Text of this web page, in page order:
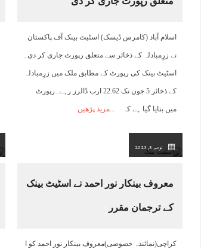
اسلام آباد (کامرس ڈیسک) اسٹیٹ بینک آف پاکستان
نے زرِمبادلہ کے ذخائر سے متعلق رپورٹ جاری کر دی۔
اسٹیٹ بینک کی رپورٹ کے مطابق ملک میں زرِمبادلہ
کے ذخائر 5 جون تک 22.62 ارب ڈالرز رہے۔رپورٹ
میں بتایا گیا ہے کہ مزید پڑھیں
نومبر 5, 2023
معروف بینکار نور احمد نے اسٹیٹ بینک
کے ترجمان مقرر
کراچی(نمائندہ خصوصی)معروف بینکار نور احمد کو ا